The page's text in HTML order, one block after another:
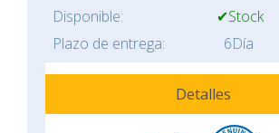
Disponible:
✔Stock
Plazo de entrega:
6Día
Detalles